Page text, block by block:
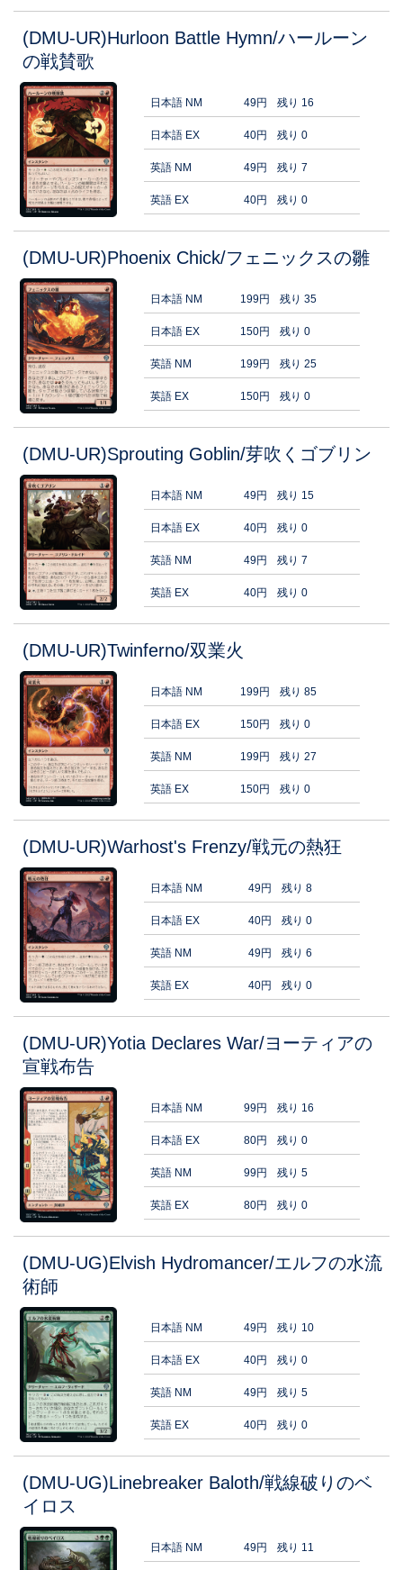
(DMU-UR)Hurloon Battle Hymn/ハールーン
の戦賛歌
日本語 NM 49円 残り 16
日本語 EX 40円 残り 0
英語 NM 49円 残り 7
英語 EX 40円 残り 0
(DMU-UR)Phoenix Chick/フェニックスの雛
日本語 NM 199円 残り 35
日本語 EX 150円 残り 0
英語 NM 199円 残り 25
英語 EX 150円 残り 0
(DMU-UR)Sprouting Goblin/芽吹くゴブリン
日本語 NM 49円 残り 15
日本語 EX 40円 残り 0
英語 NM 49円 残り 7
英語 EX 40円 残り 0
(DMU-UR)Twinferno/双業火
日本語 NM 199円 残り 85
日本語 EX 150円 残り 0
英語 NM 199円 残り 27
英語 EX 150円 残り 0
(DMU-UR)Warhost's Frenzy/戦元の熱狂
日本語 NM 49円 残り 8
日本語 EX 40円 残り 0
英語 NM 49円 残り 6
英語 EX 40円 残り 0
(DMU-UR)Yotia Declares War/ヨーティアの
宣戦布告
日本語 NM 99円 残り 16
日本語 EX 80円 残り 0
英語 NM 99円 残り 5
英語 EX 80円 残り 0
(DMU-UG)Elvish Hydromancer/エルフの水流
術師
日本語 NM 49円 残り 10
日本語 EX 40円 残り 0
英語 NM 49円 残り 5
英語 EX 40円 残り 0
(DMU-UG)Linebreaker Baloth/戦線破りのベ
イロス
日本語 NM 49円 残り 11